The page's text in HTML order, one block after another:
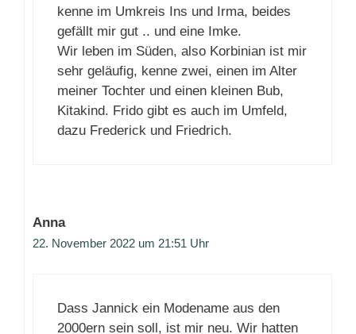
kenne im Umkreis Ins und Irma, beides
gefällt mir gut .. und eine Imke.
Wir leben im Süden, also Korbinian ist mir
sehr geläufig, kenne zwei, einen im Alter
meiner Tochter und einen kleinen Bub,
Kitakind. Frido gibt es auch im Umfeld,
dazu Frederick und Friedrich.
Anna
22. November 2022 um 21:51 Uhr
Dass Jannick ein Modename aus den
2000ern sein soll, ist mir neu. Wir hatten